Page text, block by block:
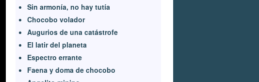
Sin armonía, no hay tutía
Chocobo volador
Augurios de una catástrofe
El latir del planeta
Espectro errante
Faena y doma de chocobo